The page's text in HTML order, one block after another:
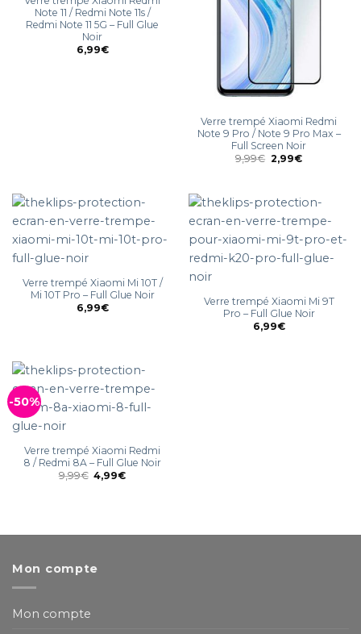
Note 11 / Redmi Note 11s /
Redmi Note 11 5G – Full Glue
Noir
6,99€
Verre trempé Xiaomi Redmi
Note 9 Pro / Note 9 Pro Max –
Full Screen Noir
9,99€ 2,99€
Verre trempé Xiaomi Mi 10T /
Mi 10T Pro – Full Glue Noir
6,99€
Verre trempé Xiaomi Mi 9T
Pro – Full Glue Noir
6,99€
-50%
Verre trempé Xiaomi Redmi
8 / Redmi 8A – Full Glue Noir
9,99€ 4,99€
Mon compte
Mon compte